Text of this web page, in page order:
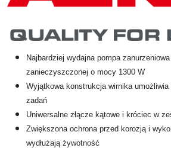
Najbardziej wydajna pompa
zanieczyszczonej o mocy 1300 W
Wyjątkowa konstrukcja wirnika umożliwia
zadań
Uniwersalne złącze kątowe i króciec w
Zwiększona ochrona przed korozją i
wydłużają żywotność